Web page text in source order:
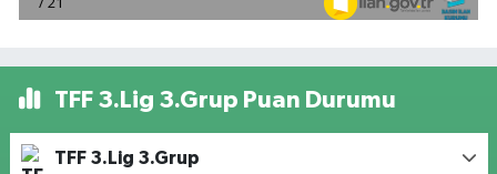
TFF 3.Lig 3.Grup Puan Durumu
TFF 3.Lig 3.Grup